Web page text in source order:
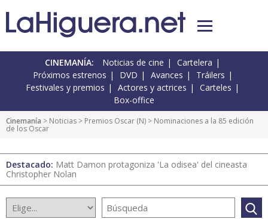
CINEMANÍA: Noticias de cine
Cartelera
Próximos estrenos
DVD Avances
Tráilers
Festivales y premios
Actores y actrices
Carteles
Box-office
Cinemanía > Noticias > Premios Oscar (N) > Nominaciones a la 85 edición
de los Oscar
Destacado: Matt Damon protagoniza 'La odisea' del cineasta
Christopher Nolan